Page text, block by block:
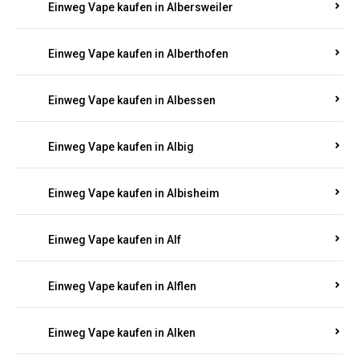
Einweg Vape kaufen in Albersweiler
Einweg Vape kaufen in Alberthofen
Einweg Vape kaufen in Albessen
Einweg Vape kaufen in Albig
Einweg Vape kaufen in Albisheim
Einweg Vape kaufen in Alf
Einweg Vape kaufen in Alflen
Einweg Vape kaufen in Alken